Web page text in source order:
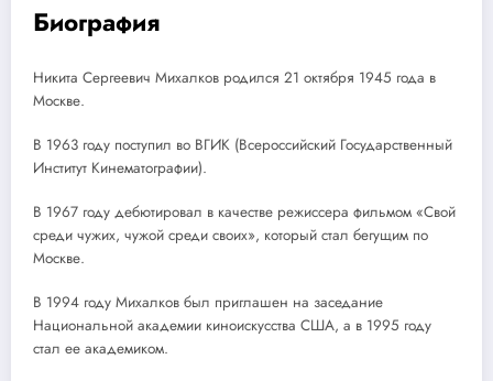
Биография
Никита Сергеевич Михалков родился 21 октября 1945 года в
Москве.
В 1963 году поступил во ВГИК (Всероссийский Государственный
Институт Кинематографии).
В 1967 году дебютировал в качестве режиссера фильмом «Свой
среди чужих, чужой среди своих», который стал бегущим по
Москве.
В 1994 году Михалков был приглашен на заседание
Национальной академии киноискусства США, а в 1995 году
стал ее академиком.